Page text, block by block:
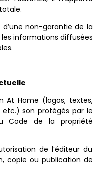
d’une non-garantie de la
informations diffusées
At Home (logos, textes,
etc.) son protégés par le
Code de la propriété
de l’éditeur du
copie ou publication de